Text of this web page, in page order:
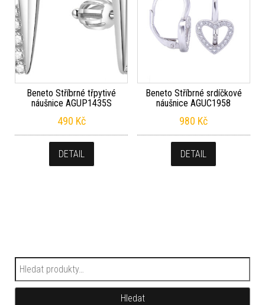
Beneto Stříbrné třpytivé
náušnice AGUP1435S
490 Kč
DETAIL
Beneto Stříbrné srdíčkové
náušnice AGUC1958
980 Kč
DETAIL
Hledat:
Hledat